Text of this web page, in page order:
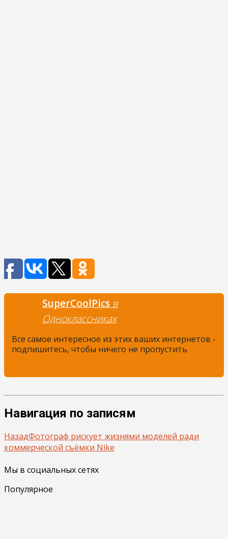
SuperCoolPics в
Одноклассниках
Все самое интересное из этих ваших интернетов -
подпишитесь, чтобы ничего не пропустить
Навигация по записям
НазадФотограф рискует жизнями моделей ради
коммерческой съёмки Nike
Мы в социальных сетях
Популярное